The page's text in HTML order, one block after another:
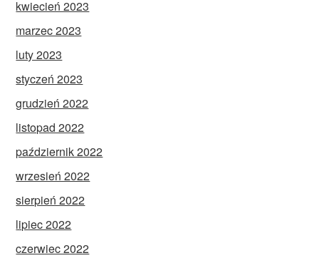
kwiecień 2023
marzec 2023
luty 2023
styczeń 2023
grudzień 2022
listopad 2022
październik 2022
wrzesień 2022
sierpień 2022
lipiec 2022
czerwiec 2022